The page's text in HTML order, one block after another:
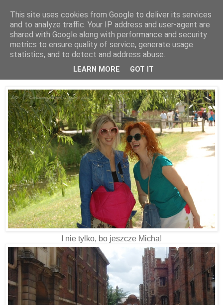
05 sierpnia 2015
Jak spotkałam Plantofelka:)))
I nie tylko, bo jeszcze Micha!
This site uses cookies from Google to deliver its services
and to analyze traffic. Your IP address and user-agent are
shared with Google along with performance and security
metrics to ensure quality of service, generate usage
statistics, and to detect and address abuse.
LEARN MORE GOT IT